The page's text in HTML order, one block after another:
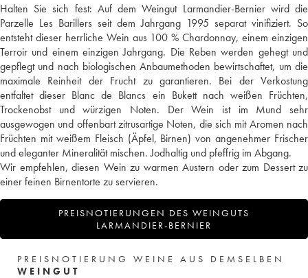
Halten Sie sich fest: Auf dem Weingut Larmandier-Bernier wird die
Parzelle Les Barillers seit dem Jahrgang 1995 separat vinifiziert. So
entsteht dieser herrliche Wein aus 100 % Chardonnay, einem einzigen
Terroir und einem einzigen Jahrgang. Die Reben werden gehegt und
gepflegt und nach biologischen Anbaumethoden bewirtschaftet, um die
maximale Reinheit der Frucht zu garantieren. Bei der Verkostung
entfaltet dieser Blanc de Blancs ein Bukett nach weißen Früchten,
Trockenobst und würzigen Noten. Der Wein ist im Mund sehr
ausgewogen und offenbart zitrusartige Noten, die sich mit Aromen nach
Früchten mit weißem Fleisch (Äpfel, Birnen) von angenehmer Frischer
und eleganter Mineralität mischen. Jodhaltig und pfeffrig im Abgang.
Wir empfehlen, diesen Wein zu warmen Austern oder zum Dessert zu
einer feinen Birnentorte zu servieren.
PREISNOTIERUNGEN DES WEINGUTS
LARMANDIER-BERNIER
PREISNOTIERUNG WEINE AUS DEMSELBEN
WEINGUT